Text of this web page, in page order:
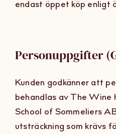
endast öppet köp enligt
Personuppgifter
Kunden godkänner att
behandlas av The Wine
School of Sommeliers
utsträckning som krävs